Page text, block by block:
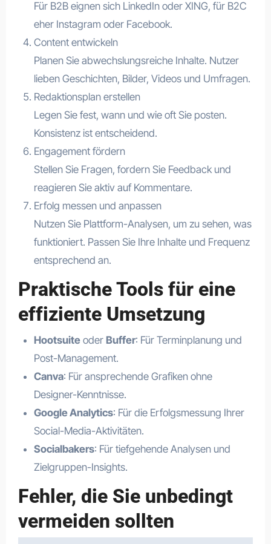
Für B2B eignen sich LinkedIn oder XING, für B2C
eher Instagram oder Facebook.
Content entwickeln
Planen Sie abwechslungsreiche Inhalte. Nutzer
lieben Geschichten, Bilder, Videos und Umfragen.
Redaktionsplan erstellen
Legen Sie fest, wann und wie oft Sie posten.
Konsistenz ist entscheidend.
Engagement fördern
Stellen Sie Fragen, fordern Sie Feedback und
reagieren Sie aktiv auf Kommentare.
Erfolg messen und anpassen
Nutzen Sie Plattform-Analysen, um zu sehen, was
funktioniert. Passen Sie Ihre Inhalte und Frequenz
entsprechend an.
Praktische Tools für eine
effiziente Umsetzung
Hootsuiteoder Buffer: Für Terminplanung und
Post-Management.
Canva: Für ansprechende Grafiken ohne
Designer-Kenntnisse.
Google Analytics: Für die Erfolgsmessung Ihrer
Social-Media-Aktivitäten.
Socialbakers: Für tiefgehende Analysen und
Zielgruppen-Insights.
Fehler, die Sie unbedingt
vermeiden sollten